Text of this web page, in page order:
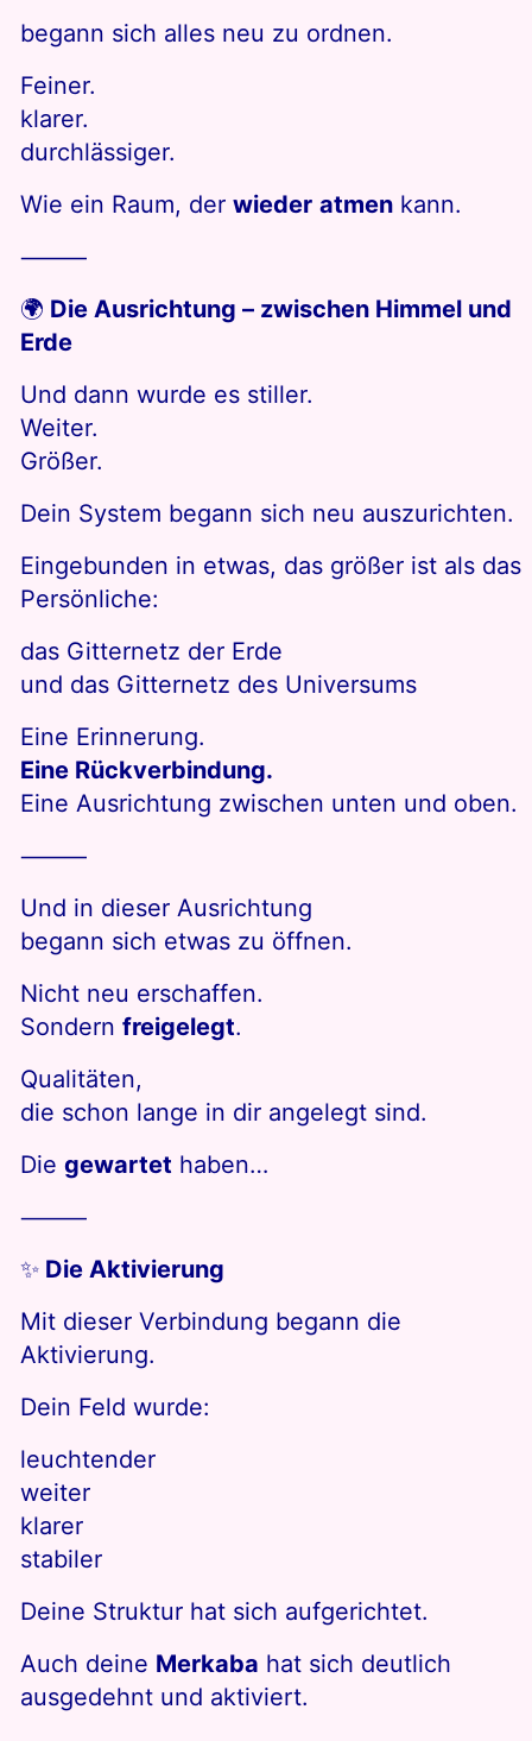
begann sich alles neu zu ordnen.
Feiner.
klarer.
durchlässiger.
Wie ein Raum, der wieder atmen kann.
⸻
🌍 Die Ausrichtung – zwischen Himmel und
Erde
Und dann wurde es stiller.
Weiter.
Größer.
Dein System begann sich neu auszurichten.
Eingebunden in etwas, das größer ist als das
Persönliche:
das Gitternetz der Erde
und das Gitternetz des Universums
Eine Erinnerung.
Eine Rückverbindung.
Eine Ausrichtung zwischen unten und oben.
⸻
Und in dieser Ausrichtung
begann sich etwas zu öffnen.
Nicht neu erschaffen.
Sondern freigelegt.
Qualitäten,
die schon lange in dir angelegt sind.
Die gewartet haben…
⸻
✨ Die Aktivierung
Mit dieser Verbindung begann die
Aktivierung.
Dein Feld wurde:
leuchtender
weiter
klarer
stabiler
Deine Struktur hat sich aufgerichtet.
Auch deine Merkaba hat sich deutlich
ausgedehnt und aktiviert.